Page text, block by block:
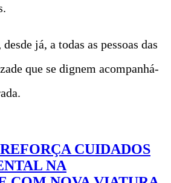
já, a todas as pessoas das
que se dignem acompanhá-
CUIDADOS
NA